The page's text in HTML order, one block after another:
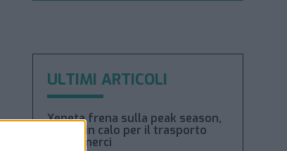
ULTIMI ARTICOLI
Xeneta frena sulla peak season,
tariffe in calo per il trasporto
aereo merci